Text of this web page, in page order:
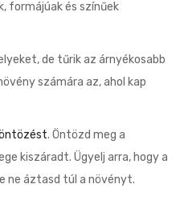
formájúak és színűek
de tűrik az árnyékosabb
számára az, ahol kap
. Öntözd meg a
kiszáradt. Ügyelj arra, hogy a
ne áztasd túl a növényt.